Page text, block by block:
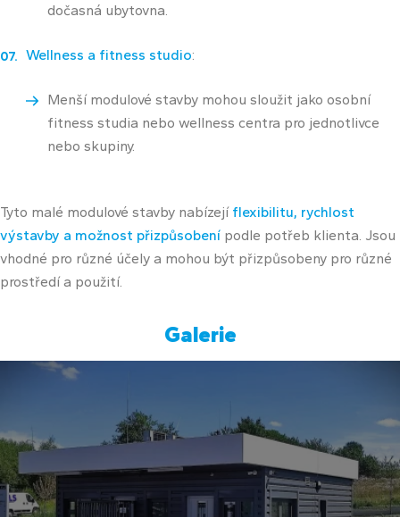
dočasná ubytovna.
Wellness a fitness studio:
Menší modulové stavby mohou sloužit jako osobní
fitness studia nebo wellness centra pro jednotlivce
nebo skupiny.
Tyto malé modulové stavby nabízejí flexibilitu, rychlost
výstavby a možnost přizpůsobení podle potřeb klienta. Jsou
vhodné pro různé účely a mohou být přizpůsobeny pro různé
prostředí a použití.
Galerie